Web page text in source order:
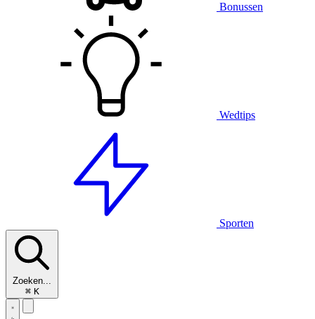
Bonussen
Wedtips
Sporten
Zoeken...
⌘ K